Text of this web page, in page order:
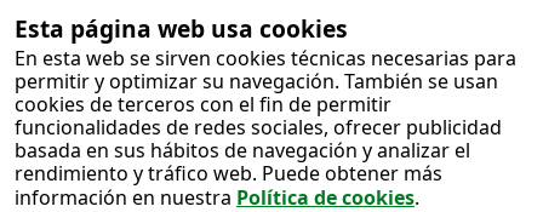
Esta página web usa cookies
En esta web se sirven cookies técnicas necesarias para
permitir y optimizar su navegación. También se usan
cookies de terceros con el fin de permitir
funcionalidades de redes sociales, ofrecer publicidad
basada en sus hábitos de navegación y analizar el
rendimiento y tráfico web. Puede obtener más
información en nuestra Política de cookies.